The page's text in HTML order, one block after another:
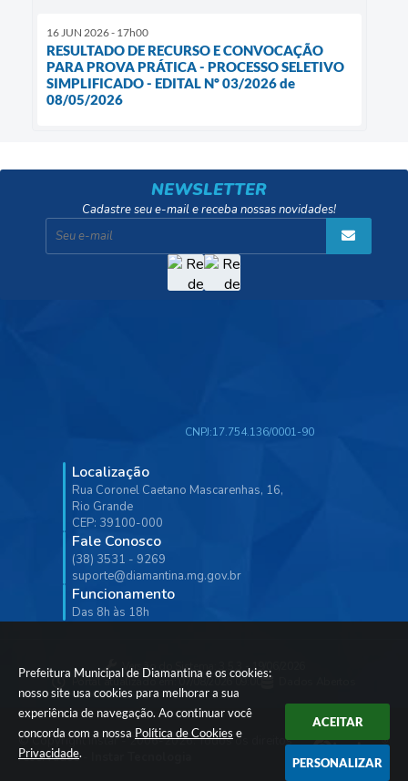
Prefeitura Municipal de Diamantina e os cookies:
nosso site usa cookies para melhorar a sua
experiência de navegação. Ao continuar você
concorda com a nossa Política de Cookies e
Privacidade.
ACEITAR
PERSONALIZAR
16 JUN 2026 - 17h00
RESULTADO DE RECURSO E CONVOCAÇÃO
PARA PROVA PRÁTICA - PROCESSO SELETIVO
SIMPLIFICADO - EDITAL Nº 03/2026 de
08/05/2026
NEWSLETTER
Cadastre seu e-mail e receba nossas novidades!
Localização
Rua Coronel Caetano Mascarenhas, 16,
Rio Grande
CEP: 39100-000
Fale Conosco
(38) 3531 - 9269
suporte@diamantina.mg.gov.br
Funcionamento
Das 8h às 18h
CNPJ:17.754.136/0001-90
Versão do Sistema:
3.5.3 - 19/06/2026
Portal atualizado em:07/08/2026 09:00
© Copyright Instar - 2006-2026. Todos os direitos
reservados -